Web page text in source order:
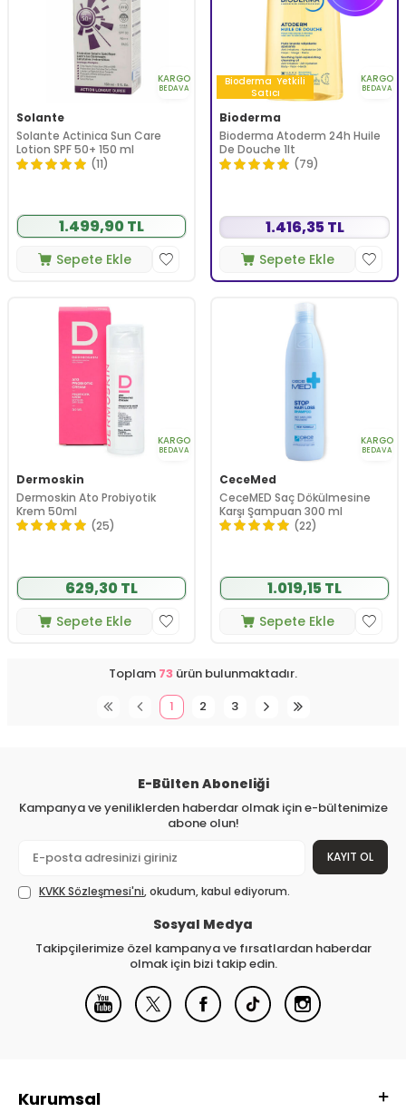
KARGO
BEDAVA
Solante
Solante Actinica Sun Care
Lotion SPF 50+ 150 ml
(11)
1.499,90 TL
Sepete Ekle
Bioderma Yetkili
Satıcı
KARGO
BEDAVA
Bioderma
Bioderma Atoderm 24h Huile
De Douche 1lt
(79)
1.416,35 TL
Sepete Ekle
KARGO
BEDAVA
Dermoskin
Dermoskin Ato Probiyotik
Krem 50ml
(25)
629,30 TL
Sepete Ekle
KARGO
BEDAVA
CeceMed
CeceMED Saç Dökülmesine
Karşı Şampuan 300 ml
(22)
1.019,15 TL
Sepete Ekle
Toplam 73 ürün bulunmaktadır.
1
2 3
E-Bülten Aboneliği
Kampanya ve yeniliklerden haberdar olmak için e-bültenimize
abone olun!
KAYIT OL
KVKK Sözleşmesi'ni, okudum, kabul ediyorum.
Sosyal Medya
Takipçilerimize özel kampanya ve fırsatlardan haberdar
olmak için bizi takip edin.
Kurumsal